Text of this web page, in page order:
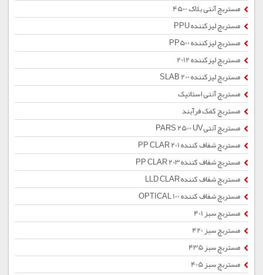
مستربچ آنتی بلاک 4500
مستربچ لیزکننده PPU
مستربچ لیزکننده PP500
مستربچ لیزکننده 2012
مستربچ لیزکننده SLAB 200
مستربچ آنتی استاتیک
مستربچ کمک فرآیند
مستربچ آنتیPARS 2500 UV
مستربچ شفاف کننده PP CLAR 201
مستربچ شفاف کننده PP CLAR 203
مستربچ شفاف کننده LLD CLAR
مستربچ شفاف کننده OPTICAL 100
مستربچ سبز 401
مستربچ سبز 420
مستربچ سبز 435
مستربچ سبز 405